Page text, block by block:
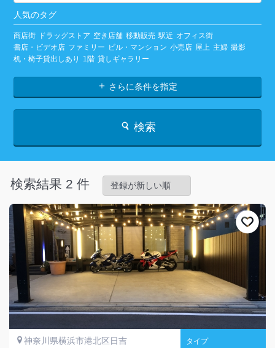
人気のタグ
商店街 ドラッグストア 空き店舗 移動販売 駅近 オフィス街
書店・ビデオ店 ファミリー ビル・マンション 小売店 屋上 主婦 撮影
机・椅子貸出しあり
1階 貸しギャラリー
さらに条件を指定
検索
検索結果 2 件
神奈川県横浜市港北区日吉 タイプ